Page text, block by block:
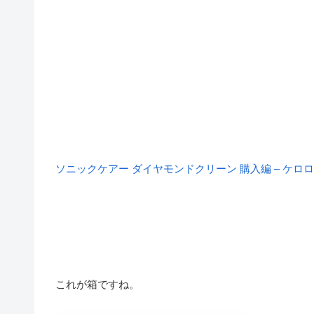
ソニックケアー ダイヤモンドクリーン 購入編 – ケロ
これが箱ですね。